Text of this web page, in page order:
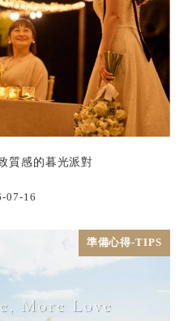
質感的暮光派對
07-16
準備心得-TIPS